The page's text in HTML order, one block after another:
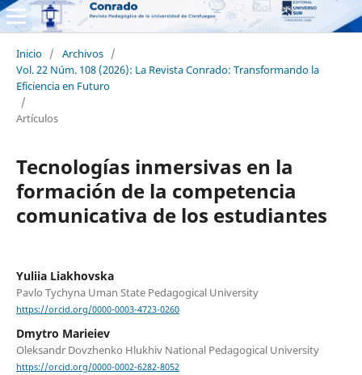
Inicio / Archivos /
Vol. 22 Núm. 108 (2026): La Revista Conrado: Transformando la
Eficiencia en Futuro
/
Artículos
Tecnologías inmersivas en la
formación de la competencia
comunicativa de los estudiantes
Yuliia Liakhovska
Pavlo Tychyna Uman State Pedagogical University
https://orcid.org/0000-0003-4723-0260
Dmytro Marieiev
Oleksandr Dovzhenko Hlukhiv National Pedagogical University
https://orcid.org/0000-0002-6282-8052